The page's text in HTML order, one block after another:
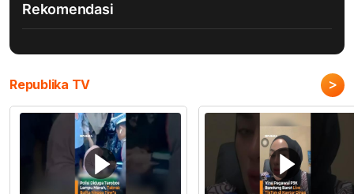
Rekomendasi
Republika TV >